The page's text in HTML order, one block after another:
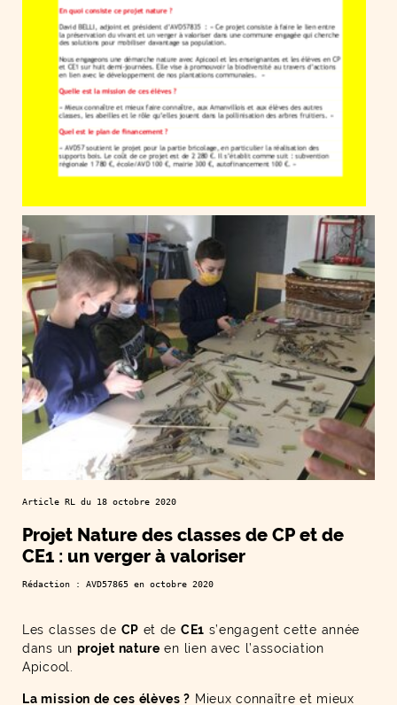
Article RL du 18 octobre 2020
Projet Nature des classes de CP et de
CE1 : un verger à valoriser
Rédaction : AVD57865 en octobre 2020
Les classes de CP et de CE1 s’engagent cette année
dans un projet nature en lien avec l’association
Apicool.
La mission de ces élèves ? Mieux connaître et mieux